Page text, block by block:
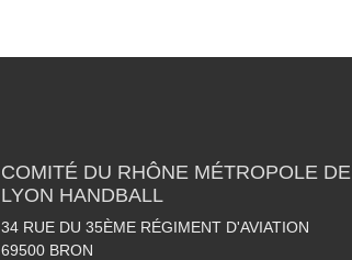
COMITÉ DU RHÔNE MÉTROPOLE DE
LYON HANDBALL
34 RUE DU 35ÈME RÉGIMENT D'AVIATION
69500 BRON